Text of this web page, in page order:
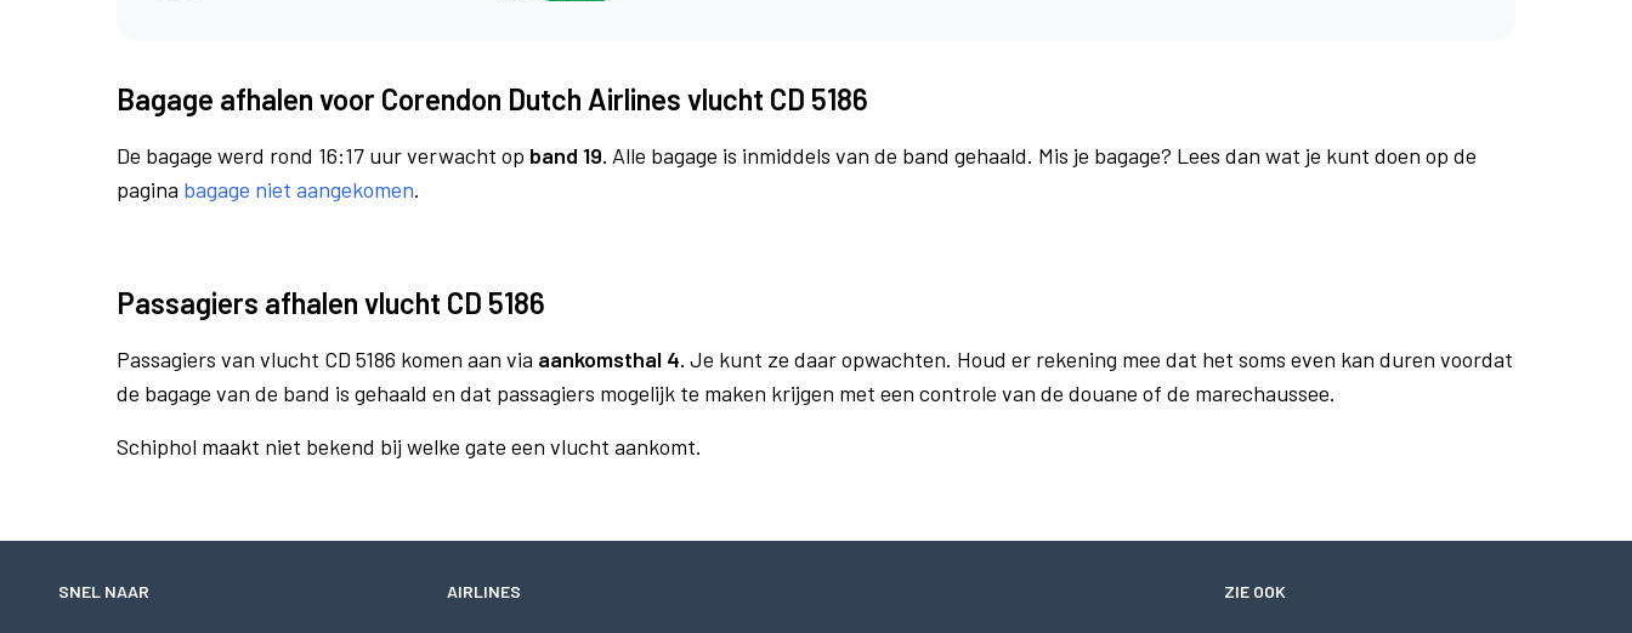
Bagage afhalen voor Corendon Dutch Airlines vlucht CD 5186
De bagage werd rond 16:17 uur verwacht op band 19. Alle bagage is inmiddels van de band gehaald. Mis je bagage? Lees dan wat je kunt doen op de
pagina bagage niet aangekomen.
Passagiers afhalen vlucht CD 5186
Passagiers van vlucht CD 5186 komen aan via aankomsthal 4. Je kunt ze daar opwachten. Houd er rekening mee dat het soms even kan duren voordat
de bagage van de band is gehaald en dat passagiers mogelijk te maken krijgen met een controle van de douane of de marechaussee.
Schiphol maakt niet bekend bij welke gate een vlucht aankomt.
SNEL NAAR AIRLINES ZIE OOK